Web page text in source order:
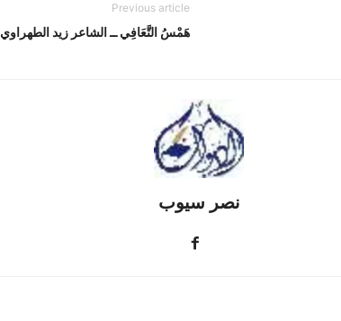
Previous article
هَمْسُ التَّعَافِي ــ الشاعر زيد الطهراوي
نصر سيوب